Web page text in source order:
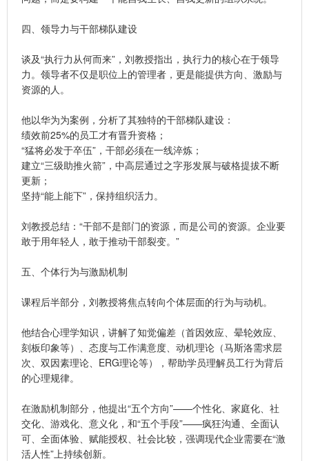
四、领导力与干部梯队建设
谈及“执行力从何而来”，刘教授指出，执行力的核心在于领导
力。领导者不仅是职位上的管理者，更是能提供方向、激励与
资源的人。
他以华为为案例，分析了其独特的干部梯队建设：
绩效前25%的员工才有晋升资格；
“猛将必发于卒伍”，干部必须在一线淬炼；
建立“三级助推火箭”，中高层通过之字形发展与破格提拔不断
更新；
坚持“能上能下”，保持组织活力。
刘教授总结：“干部不是部门的资源，而是公司的资源。企业要
敢于用年轻人，敢于推动干部裂变。”
五、个体行为与激励机制
课程后半部分，刘教授将焦点转向个体层面的行为与动机。
他结合心理学知识，讲解了知觉偏差（首因效应、晕轮效应、
刻板印象等）、态度与工作满意度、动机理论（马斯洛需求层
次、双因素理论、ERG理论等），帮助学员理解员工行为背后
的心理规律。
在激励机制部分，他提出“五个方向”——个性化、家庭化、社
交化、游戏化、意义化，和“五个手段”——疯狂沟通、全面认
可、全面体验、赋能授权、社会比较，强调现代企业需要在“激
活人性”上持续创新。